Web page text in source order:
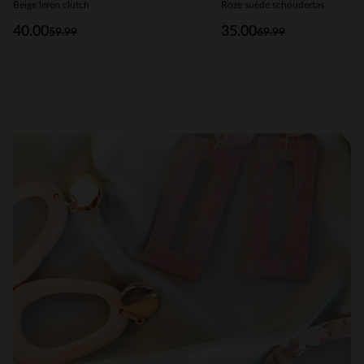
Beige leren clutch
59.99
40.00
Roze suède schoudertas
69.99
35.00